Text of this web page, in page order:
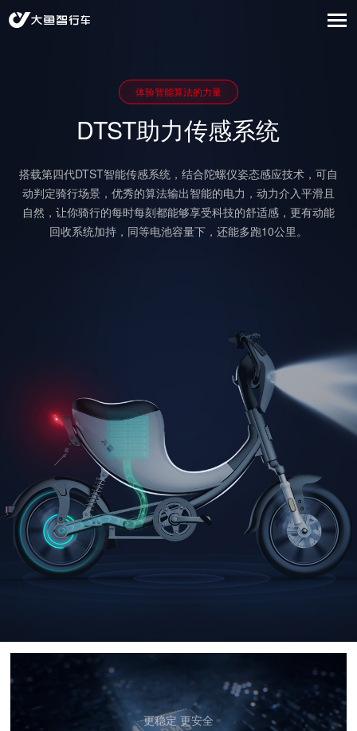
体验智能算法的力量
DTST助力传感系统
搭载第四代DTST智能传感系统，结合陀螺仪姿态感应技术，可自
动判定骑行场景，优秀的算法输出智能的电力，动力介入平滑且
自然，让你骑行的每时每刻都能够享受科技的舒适感，更有动能
回收系统加持，同等电池容量下，还能多跑10公里。
更稳定 更安全